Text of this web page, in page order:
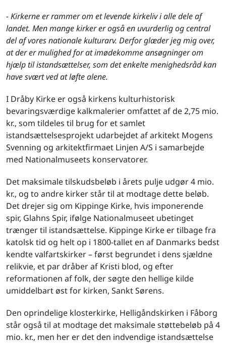
- Kirkerne er rammer om et levende kirkeliv i alle dele af
landet. Men mange kirker er også en uvurderlig og central
del af vores nationale kulturarv. Derfor glæder jeg mig over,
at der er mulighed for at imødekomme ansøgninger om
hjælp til istandsættelser, som det enkelte menighedsråd kan
have svært ved at løfte alene.
I Dråby Kirke er også kirkens kulturhistorisk
bevaringsværdige kalkmalerier omfattet af de 2,75 mio.
kr., som tildeles til brug for et samlet
istandsættelsesprojekt udarbejdet af arkitekt Mogens
Svenning og arkitektfirmaet Linjen A/S i samarbejde
med Nationalmuseets konservatorer.
Det maksimale tilskudsbeløb i årets pulje udgør 4 mio.
kr., og to andre kirker står til at modtage dette beløb.
Det drejer sig om Kippinge Kirke, hvis imponerende
spir, Glahns Spir, ifølge Nationalmuseet ubetinget
trænger til istandsættelse. Kippinge Kirke er tilbage fra
katolsk tid og helt op i 1800-tallet en af Danmarks bedst
kendte valfartskirker – først begrundet i dens sjældne
relikvie, et par dråber af Kristi blod, og efter
reformationen af folk, der søgte den hellige kilde
umiddelbart øst for kirken, Sankt Sørens.
Den oprindelige klosterkirke, Helligåndskirken i Fåborg
står også til at modtage det maksimale støttebeløb på 4
mio. kr., men her er det den indvendige istandsættelse